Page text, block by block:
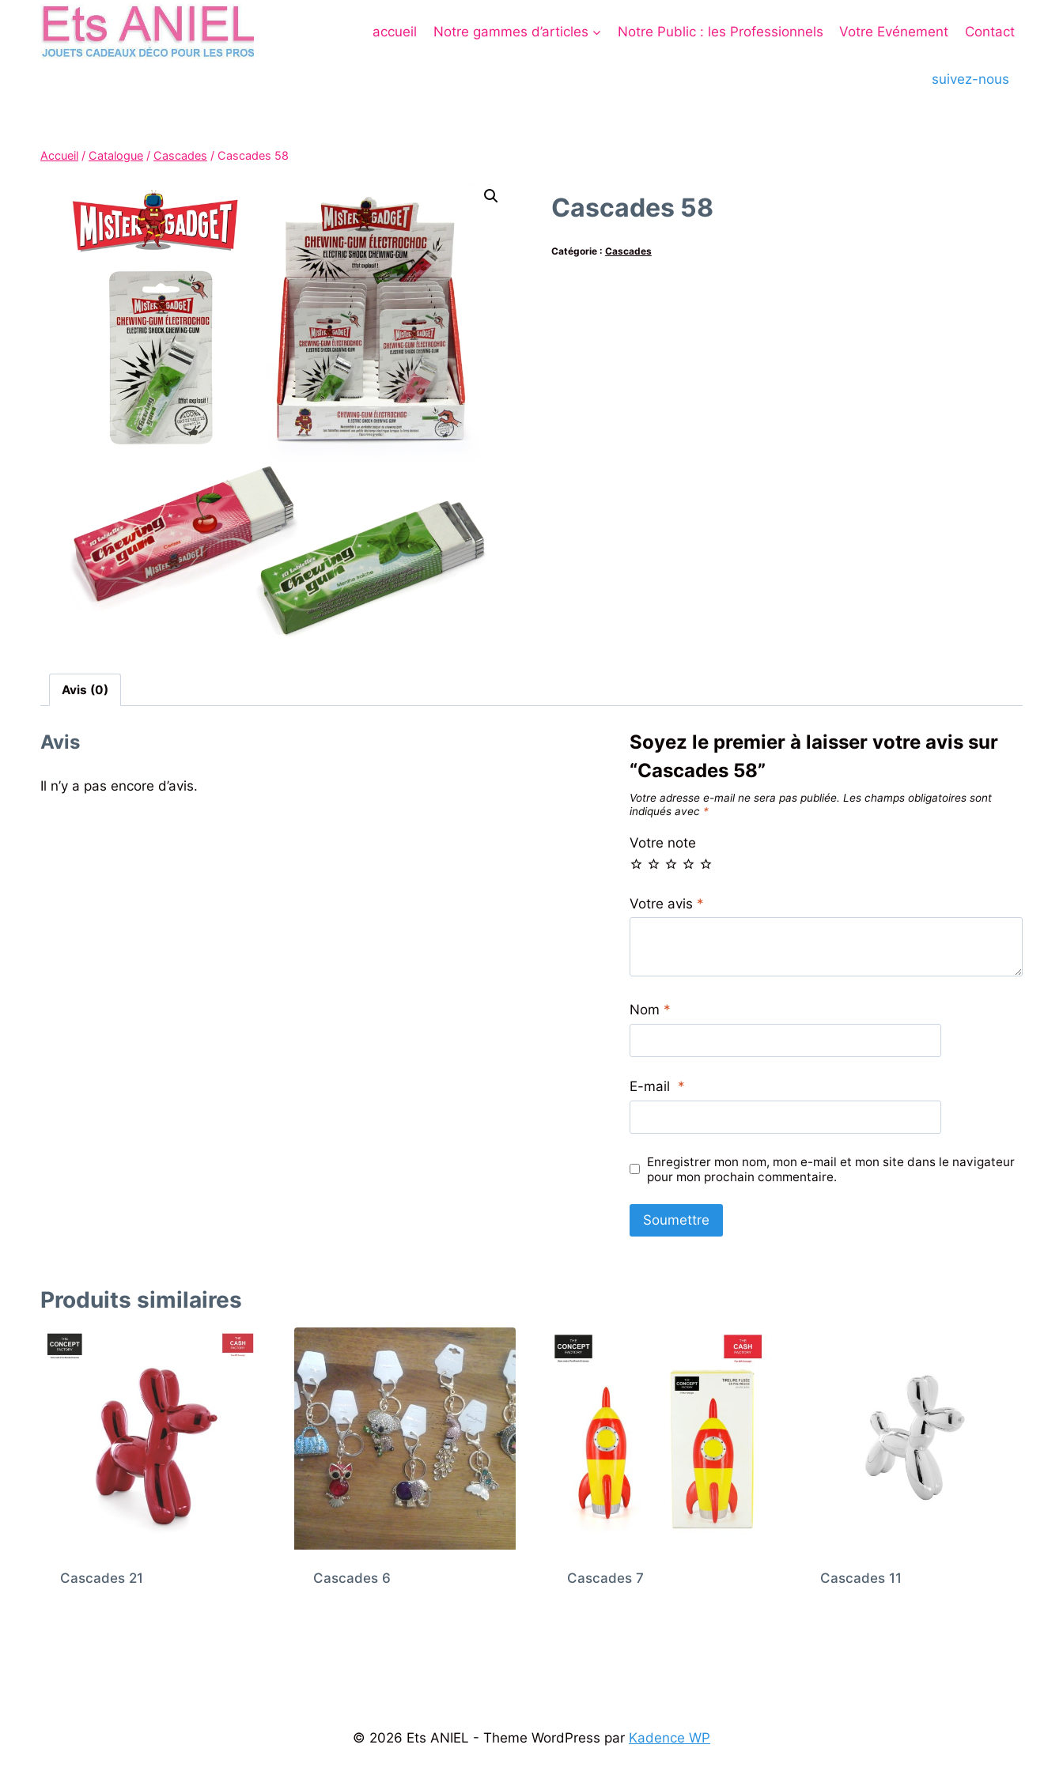
content
accueil Notre gammes d’articles Notre Public : les Professionnels Votre Evénement Contact
suivez-nous
Accueil / Catalogue / Cascades / Cascades 58
Cascades 58
Catégorie : Cascades
Avis (0)
Avis
Il n’y a pas encore d’avis.
Soyez le premier à laisser votre avis sur
“Cascades 58”
Votre adresse e-mail ne sera pas publiée. Les champs obligatoires sont
indiqués avec *
Votre note
Votre avis *
Nom *
E-mail *
Enregistrer mon nom, mon e-mail et mon site dans le navigateur
pour mon prochain commentaire.
Produits similaires
Cascades 21 Cascades 6 Cascades 7 Cascades 11
© 2026 Ets ANIEL - Theme WordPress par Kadence WP